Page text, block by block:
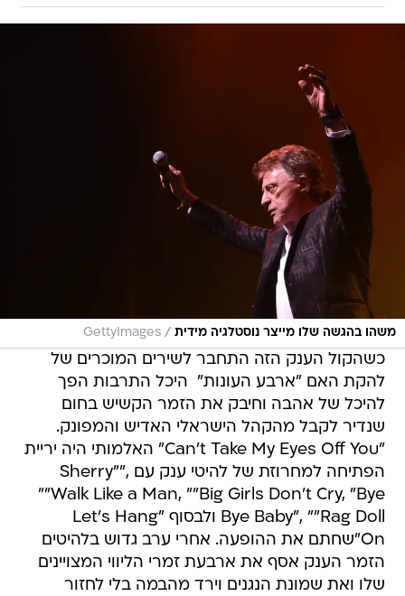
משהו בהגשה שלו מייצר נוסטלגיה מידית /
GettyImages
כשהקול הענק הזה התחבר לשירים המוכרים של
להקת האם "ארבע העונות"  היכל התרבות הפך
להיכל של אהבה וחיבק את הזמר הקשיש בחום
שנדיר לקבל מהקהל הישראלי האדיש והמפונק.
"Can't Take My Eyes Off You" האלמותי היה יריית
הפתיחה למחרוזת של להיטי ענק עם Sherry"",
""Walk Like a Man, ""Big Girls Don't Cry, "Bye
Bye Baby", ""Rag Doll ולבסוף "Let's Hang
On"שחתם את ההופעה. אחרי ערב גדוש בלהיטים
הזמר הענק אסף את ארבעת זמרי הליווי המצויינים
שלו ואת שמונת הנגנים וירד מהבמה בלי לחזור